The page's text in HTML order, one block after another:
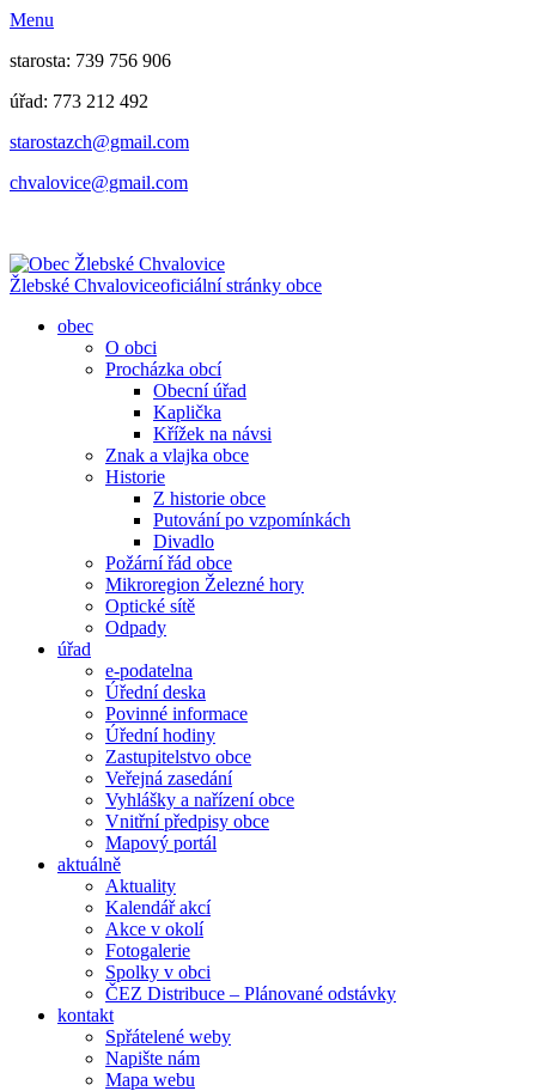
Menu
starosta: 739 756 906
úřad: 773 212 492
​​​​starostazch@gmail.com
​​​​chvalovice@gmail.com
Žlebské Chvaloviceoficiální stránky obce
obec
O obci
Procházka obcí
Obecní úřad
Kaplička
Křížek na návsi
Znak a vlajka obce
Historie
Z historie obce
Putování po vzpomínkách
Divadlo
Požární řád obce
Mikroregion Železné hory
Optické sítě
Odpady
úřad
e-podatelna
Úřední deska
Povinné informace
Úřední hodiny
Zastupitelstvo obce
Veřejná zasedání
Vyhlášky a nařízení obce
Vnitřní předpisy obce
Mapový portál
aktuálně
Aktuality
Kalendář akcí
Akce v okolí
Fotogalerie
Spolky v obci
ČEZ Distribuce – Plánované odstávky
kontakt
Spřátelené weby
Napište nám
Mapa webu